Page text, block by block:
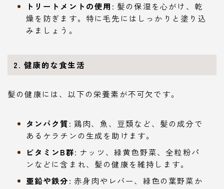
トリートメントの使用 : 髪の保湿を心がけ、乾
燥を防ぎます。特に毛先にはしっかりと塗り込
みましょう。
2. 健康的な食生活
髪の健康には、以下の栄養素が不可欠です。
タンパク質: 鶏肉、魚、豆類など、髪の成分で
あるケラチンの生成を助けます。
ビタミンB群: ナッツ、緑黄色野菜、全粒粉パ
ンなどに含まれ、髪の健康を維持します。
亜鉛や鉄分: 赤身肉やレバー、緑色の葉野菜か